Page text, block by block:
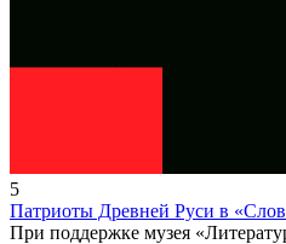
5
Патриоты Древней Руси в
При поддержке музея